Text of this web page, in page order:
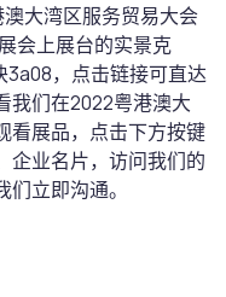
大湾区服务贸易大会
会上展台的实景克
3a08，点击链接可直达
我们在2022粤港澳大
看展品，点击下方按键
企业名片，访问我们的
立即沟通。